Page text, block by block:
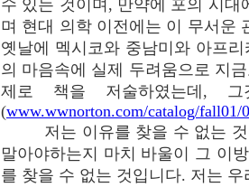
수 있는 것이며, 만약에 포의 시
며 현대 의학 이전에는 이 무서운
옛날에 멕시코와 중남미와 아프
의 마음속에 실제 두려움으로 지
제로 책을 저술하였는데,
(www.wwnorton.com/catalog/fall01/
저는 이유를 찾을 수 없는
말아야하는지 마치 바울이 그 이
를 찾을 수 없는 것입니다. 저는